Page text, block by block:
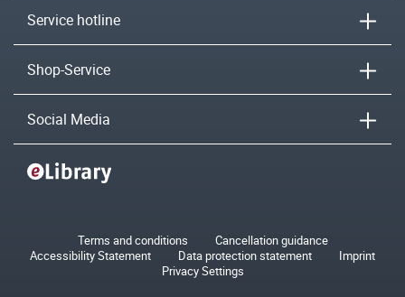
Service hotline
Shop-Service
Social Media
Terms and conditions
Cancellation guidance
Accessibility Statement
Data protection statement
Imprint
Privacy Settings